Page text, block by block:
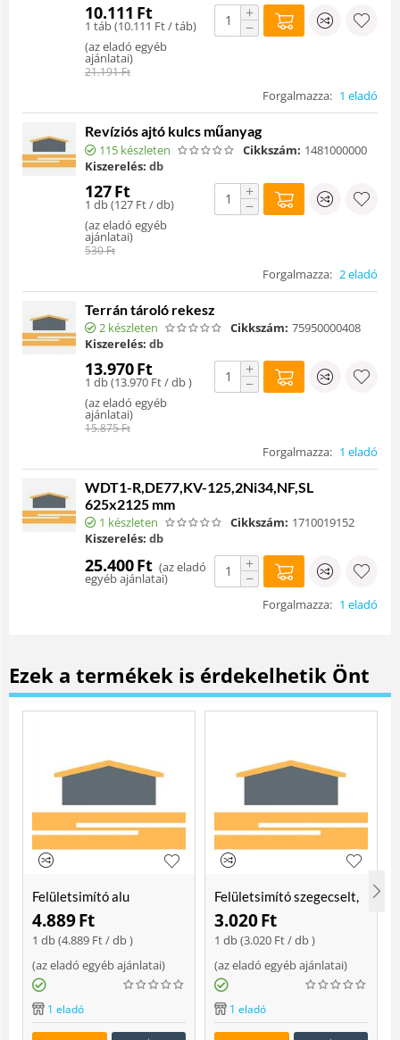
10.111 Ft
1 táb (10.111 Ft/ táb)
(az eladó egyéb
ajánlatai)
21.191Ft
+
−
Forgalmazza: 1 eladó
Revíziós ajtó kulcs műanyag
115 készleten Cikkszám: 1481000000
Kiszerelés: db
127Ft
1 db (127 Ft/ db)
(az eladó egyéb
ajánlatai)
530Ft
+
−
Forgalmazza: 2 eladó
Terrán tároló rekesz
2 készleten Cikkszám: 75950000408
Kiszerelés: db
13.970Ft
1 db (13.970 Ft/ db )
(az eladó egyéb
ajánlatai)
15.875Ft
+
−
Forgalmazza: 1 eladó
WDT1-R,DE77,KV-125,2Ni34,NF,SL
625x2125 mm
1 készleten Cikkszám: 1710019152
Kiszerelés: db
25.400Ft (az eladó
egyéb ajánlatai)
+
−
Forgalmazza: 1 eladó
Ezek a termékek is érdekelhetik Önt
Felületsimító alu
erősített, rome 400 mm
Soft
4.889Ft
1 db (4.889 Ft/ db )
(az eladó egyéb ajánlatai)
1 eladó
Felületsimító szegecselt,
rome 400mm
3.020Ft
1 db (3.020 Ft/ db )
(az eladó egyéb ajánlatai)
1 eladó